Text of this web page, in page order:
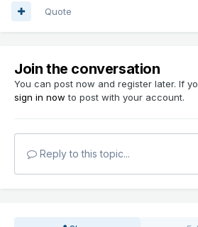
Quote
Join the conversation
You can post now and register later. If
sign in now to post with your account.
Reply to this topic...